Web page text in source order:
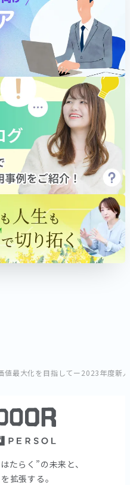
値最大化を目指してー2023年度新
たらく”の未来と、
拡張する。